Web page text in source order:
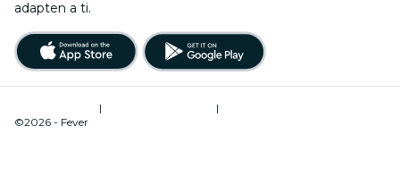
adapten a ti.
| |
©2026 - Fever